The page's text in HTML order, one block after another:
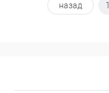
назад 1